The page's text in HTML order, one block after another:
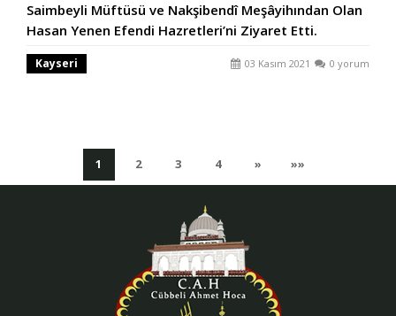
Saimbeyli Müftüsü ve Nakşibendî Meşâyihından Olan
Hasan Yenen Efendi Hazretleri’ni Ziyaret Etti.
Kayseri 03 Kasım 2021 0 yorum
1 (current)
2(current)
3(current)
4(current)
»Sonraki
»»Son